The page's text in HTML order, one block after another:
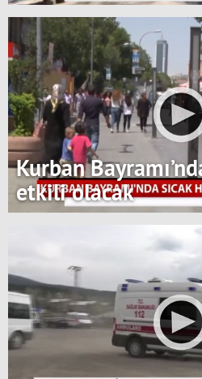
Kurban
etkili olacak